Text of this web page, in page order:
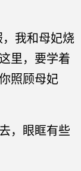
我和母妃烧
里，要学着
照顾母妃
，眼眶有些